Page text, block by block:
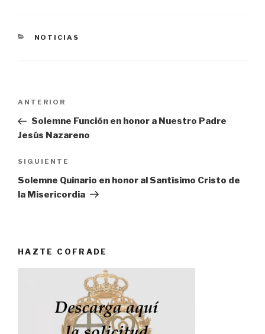
CATEGORÍAS
NOTICIAS
Navegación
entradas
Entrada
anterior:
ANTERIOR
Solemne Función en honor a Nuestro Padre
Jesús Nazareno
Siguiente
entrada
SIGUIENTE
Solemne Quinario en honor al Santísimo Cristo de
la Misericordia
HAZTE COFRADE